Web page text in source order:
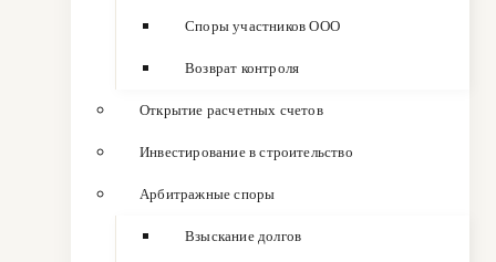
Споры участников ООО
Возврат контроля
Открытие расчетных счетов
Инвестирование в строительство
Арбитражные споры
Взыскание долгов